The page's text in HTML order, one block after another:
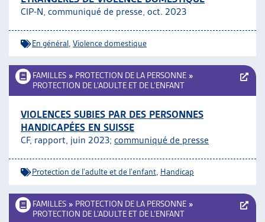
CIP-N, communiqué de presse, oct. 2023
En général Violence domestique
FAMILLES » PROTECTION DE LA PERSONNE »
PROTECTION DE L’ADULTE ET DE L’ENFANT
VIOLENCES SUBIES PAR DES PERSONNES
HANDICAPÉES EN SUISSE
CF, rapport, juin 2023; communiqué de presse
Protection de l'adulte et de l'enfant Handicap
FAMILLES » PROTECTION DE LA PERSONNE »
PROTECTION DE L’ADULTE ET DE L’ENFANT